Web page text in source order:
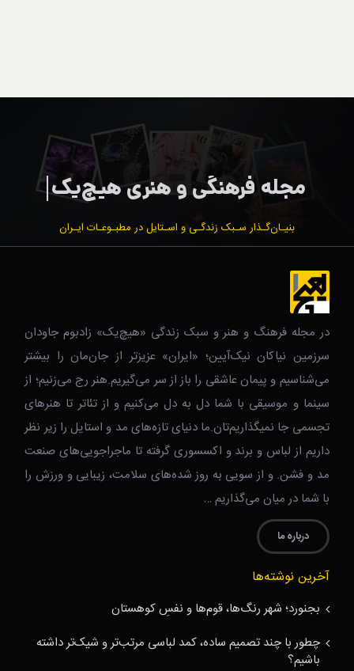
بنیـان‌گـذار سـبک زندگـی و اسـتایل در مطبـوعـات ایـران
در مجله فرهنگ و هنر و سبک زندگی‌ «هیچ‌یک» زادبوم جاودان
سرزمین نیاکان نیک‌‌‌آیین؛ «ایران» عزیزتر از جان‌مان را بیشتر
می‌شناسیم و پیمان عاشقی را باز از سر می‌گیریم.هنر رج می‌زنیم؛ از
سینما و موسیقی با شما دل به دل می‌کنیم و از تئاتر تا هنرهای
تجسمی جا نمیگذاریم‌تان.ما دنیای تازه‌های مد و استایل را زیر نظر
داریم از لباس و برند و اکسسوری گرفته تا ماجراجویی‌های صنعت
مد و فشن. و از سویی به روز شده‌های سلامت، زیبایی و ورزش را
با شما در میان می‌گذاریم …
درباره ما
آخرین نوشته‌ها
بجنورد؛ شهر رنگ‌ها، قوم‌ها و نفسِ کوهستان
چطور با چند تصمیم ساده، کمد لباسی مرتب‌تر و شیک‌تر داشته
باشیم؟